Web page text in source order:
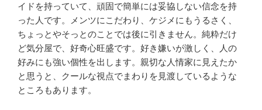
イドを持っていて、頑固で簡単には妥協しない信念を持
った人です。メンツにこだわり、ケジメにもうるさく、
ちょっとやそっとのことでは後に引きません。純粋だけ
ど気分屋で、好奇心旺盛です。好き嫌いが激しく、人の
好みにも強い個性を出します。親切な人情家に見えたか
と思うと、クールな視点でまわりを見渡しているような
ところもあります。